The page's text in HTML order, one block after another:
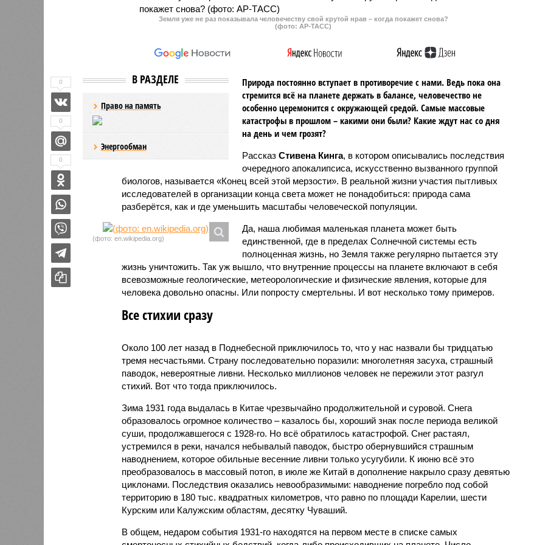
вакансии, после чего проводят с
соискателями дистанционноеЗемля уже не раз показывала человечеству свой крутой нрав – когда покажет снова?
(фото: АР-ТАСС)
В РАЗДЕЛЕ
Право на память
Энергообман
Природа постоянно вступает в противоречие с нами. Ведь пока она
стремится всё на планете держать в балансе, человечество не
особенно церемонится с окружающей средой. Самые массовые
катастрофы в прошлом – какими они были? Какие ждут нас со дня
на день и чем грозят?
Рассказ Стивена Кинга, в котором описывались последствия
очередного апокалипсиса, искусственно вызванного группой
биологов, называется «Конец всей этой мерзости». В реальной жизни участия пытливых
исследователей в организации конца света может не понадобиться: природа сама
разберётся, как и где уменьшить масштабы человеческой популяции.
(фото: en.wikipedia.org)
Да, наша любимая маленькая планета может быть
единственной, где в пределах Солнечной системы есть
полноценная жизнь, но Земля также регулярно пытается эту
жизнь уничтожить. Так уж вышло, что внутренние процессы на планете включают в себя
всевозможные геологические, метеорологические и физические явления, которые для
человека довольно опасны. Или попросту смертельны. И вот несколько тому примеров.
Все стихии сразу
Около 100 лет назад в Поднебесной приключилось то, что у нас назвали бы тридцатью
тремя несчастьями. Страну последовательно поразили: многолетняя засуха, страшный
паводок, невероятные ливни. Несколько миллионов человек не пережили этот разгул
стихий. Вот что тогда приключилось.
Зима 1931 года выдалась в Китае чрезвычайно продолжительной и суровой. Снега
образовалось огромное количество – казалось бы, хороший знак после периода великой
суши, продолжавшегося с 1928-го. Но всё обратилось катастрофой. Снег растаял,
устремился в реки, начался небывалый паводок, быстро обернувшийся страшным
наводнением, которое обильные весенние ливни только усугубили. К июню всё это
преобразовалось в массовый потоп, в июле же Китай в дополнение накрыло сразу девятью
циклонами. Последствия оказались невообразимыми: наводнение погребло под собой
территорию в 180 тыс. квадратных километров, что равно по площади Карелии, шести
Курским или Калужским областям, десятку Чуваший.
В общем, недаром события 1931-го находятся на первом месте в списке самых
0
0
0